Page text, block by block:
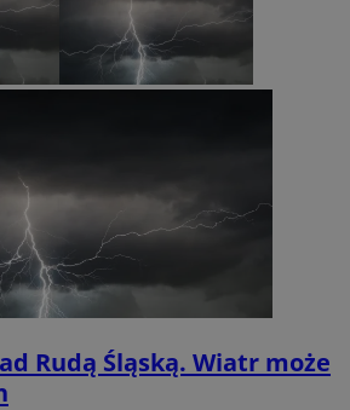
Rudą Śląską. Wiatr może